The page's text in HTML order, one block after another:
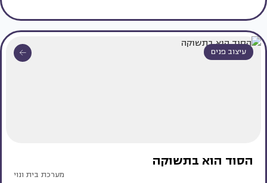
עיצוב פנים
הסוד הוא בתשוקה
מערכת בית ונוי